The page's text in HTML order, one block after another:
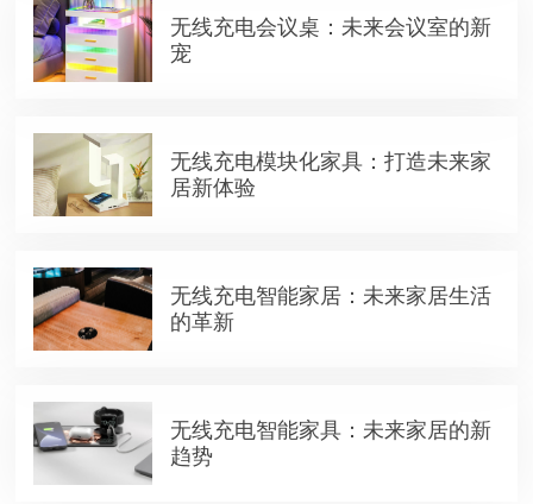
无线充电会议桌：未来会议室的新
宠
无线充电模块化家具：打造未来家
居新体验
无线充电智能家居：未来家居生活
的革新
无线充电智能家具：未来家居的新
趋势